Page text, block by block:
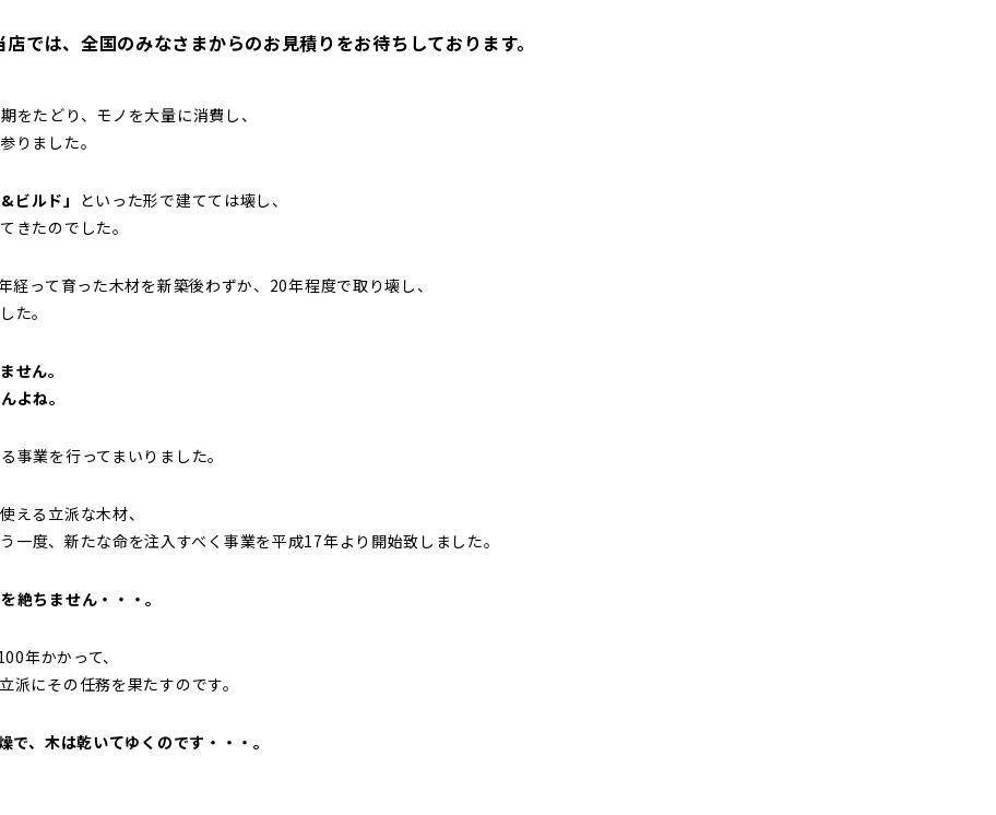
店では、全国のみなさまからのお見積り をお待ちしております。
をたどり、モノを大量に消費し、
りました。
ビルド」 といった形で建てては壊し、
きたのでした。
経って育った木材を新築後わずか、20年程度で取り壊し、
た。
せん。
よね。
事業を行ってまいりました。
える立派な木材、
一度、新たな命を注入すべく事業を平成17年より開始致しました。
絶ちません・・・。
年かかって、
派にその任務を果たすのです。
、木は乾いてゆくのです・・・。